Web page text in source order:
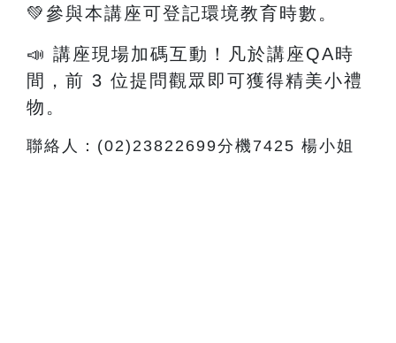
💚參與本講座可登記環境教育時數。
📣 講座現場加碼互動！凡於講座QA時
間，前 3 位提問觀眾即可獲得精美小禮
物。
聯絡人：(02)23822699分機7425 楊小姐